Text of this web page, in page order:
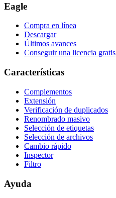
Eagle
Compra en línea
Descargar
Últimos avances
Conseguir una licencia gratis
Características
Complementos
Extensión
Verificación de duplicados
Renombrado masivo
Selección de etiquetas
Selección de archivos
Cambio rápido
Inspector
Filtro
Ayuda